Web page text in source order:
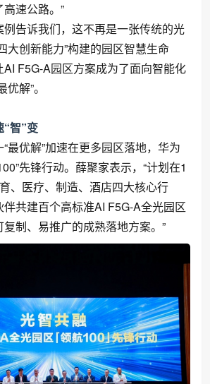
速公路。”
例告诉我们，这不再是一张传统的光
大创新能力”构建的园区智慧生命
F5G-A园区方案成为了面向智能化
解”。
智”变
最优解”加速在更多园区落地，华为
先锋行动。薛聚家表示，“计划在1
、医疗、制造、酒店四大核心行
共建百个高标准AI F5G-A全光园区
制、易推广的成熟落地方案。”